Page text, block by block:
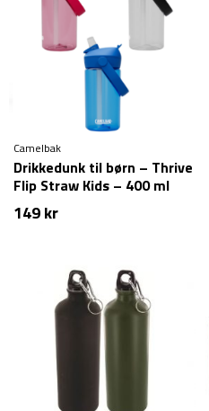
Camelbak
Drikkedunk til børn – Thrive
Flip Straw Kids – 400 ml
149kr